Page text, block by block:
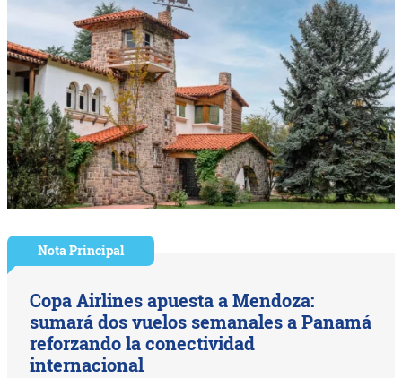
Nota Principal
Copa Airlines apuesta a Mendoza:
sumará dos vuelos semanales a Panamá
reforzando la conectividad
internacional